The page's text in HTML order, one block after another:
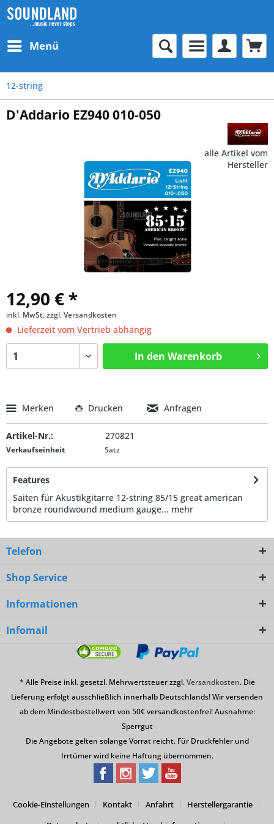
Menü
12-string
D'Addario EZ940 010-050
alle Artikel vom
Hersteller
12,90 € *
inkl. MwSt.zzgl. Versandkosten
Lieferzeit vom Vertrieb abhängig
In den Warenkorb
Merken Drucken Anfragen
Artikel-Nr.: 270821
Verkaufseinheit Satz
Features
Saiten für Akustikgitarre 12-string 85/15 great american
bronze roundwound medium gauge... mehr
Telefon
Shop Service
Informationen
Infomail
* Alle Preise inkl. gesetzl. Mehrwertsteuer zzgl.Versandkosten. Die
Lieferung erfolgt ausschließlich innerhalb Deutschlands! Wir versenden
ab dem Mindestbestellwert von 50€ versandkostenfrei! Ausnahme:
Sperrgut
Die Angebote gelten solange Vorrat reicht. Für Druckfehler und
Irrtümer wird keine Haftung übernommen.
Cookie-Einstellungen Kontakt Anfahrt
Herstellergarantie